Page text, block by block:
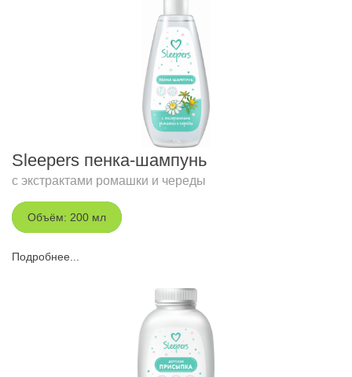
Sleepers пенка-шампунь
с экстрактами ромашки и череды
Объём: 200 мл
Подробнее...